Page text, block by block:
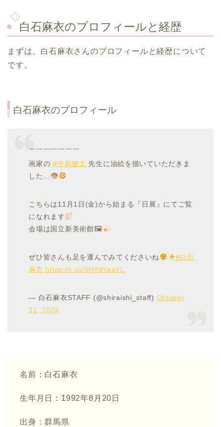
白石麻衣のプロフィールと経歴
まずは、白石麻衣さんのプロフィールと経歴について
です。
白石麻衣のプロフィール
￣￣￣￣￣￣￣
画家の#中島健太 先生に油絵を描いていただきま
した…
こちらは11月1日(金)から始まる『日展』にてご覧
になれます
会場は国立新美術館🖼
ぜひ皆さんも足を運んでみてくださいね
#白石
麻衣 https://t.co/5HjfdYaaYL
— 白石麻衣STAFF (@shiraishi_staff) October
31, 2024
名前：白石麻衣
生年月日：1992年8月20日
出身：群馬県